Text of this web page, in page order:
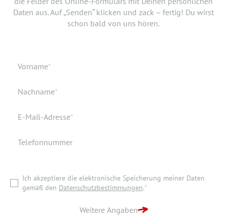
Daten aus. Auf „Senden“ klicken und zack – fertig! Du wirst
schon bald von uns hören.
Pflichtfeld
Vorname*
Pflichtfeld
Nachname*
Pflichtfeld
E-Mail-Adresse*
Telefonnummer
Ich akzeptiere die elektronische Speicherung meiner Daten
gemäß den Datenschutzbestimmungen.*
Weitere Angaben
Dokument hinzufügen? Hier kannst Du es hochladen.
Verfügbar ab
Dokumente
Ich akzeptiere die elektronische Speicherung meiner Daten
ZURÜCK ZUR STARTSEITE